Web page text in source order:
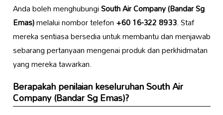
Anda boleh menghubungiSouth Air Company (Bandar Sg
Emas)melalui nombor telefon+60 16-322 8933. Staf
mereka sentiasa bersedia untuk membantu dan menjawab
sebarang pertanyaan mengenai produk dan perkhidmatan
yang mereka tawarkan.
Berapakah penilaian keseluruhanSouth Air
Company (Bandar Sg Emas)?